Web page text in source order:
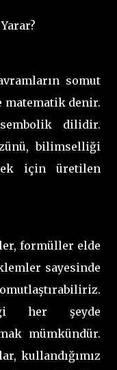
somut
matematik denir.
dilidir.
bilimselliği
için üretilen
formüller elde
sayesinde
her şeyde
mümkündür.
kullandığımız